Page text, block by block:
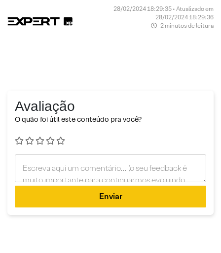
28/02/2024 18:29:35 • Atualizado em
28/02/2024 18:29:36
2 minutos de leitura
Avaliação
O quão foi útil este conteúdo pra você?
Enviar